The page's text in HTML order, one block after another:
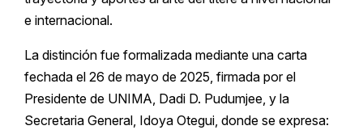
e internacional.
La distinción fue formalizada mediante una carta
fechada el 26 de mayo de 2025, firmada por el
Presidente de UNIMA, Dadi D. Pudumjee, y la
Secretaria General, Idoya Otegui, donde se expresa: